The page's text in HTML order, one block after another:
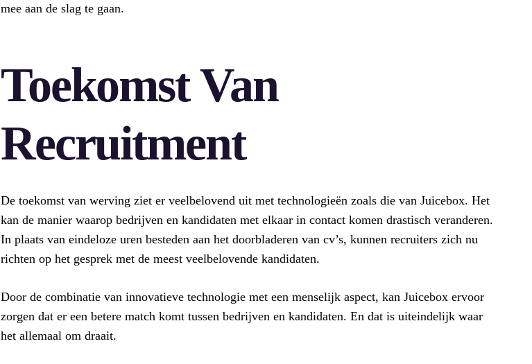
mee aan de slag te gaan.
Toekomst Van
Recruitment
De toekomst van werving ziet er veelbelovend uit met technologieën zoals die van Juicebox. Het
kan de manier waarop bedrijven en kandidaten met elkaar in contact komen drastisch veranderen.
In plaats van eindeloze uren besteden aan het doorbladeren van cv’s, kunnen recruiters zich nu
richten op het gesprek met de meest veelbelovende kandidaten.
Door de combinatie van innovatieve technologie met een menselijk aspect, kan Juicebox ervoor
zorgen dat er een betere match komt tussen bedrijven en kandidaten. En dat is uiteindelijk waar
het allemaal om draait.